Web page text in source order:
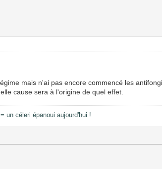
mais n'ai pas encore commencé les
cause sera à l'origine de quel effet.
un céleri épanoui aujourd'hui !